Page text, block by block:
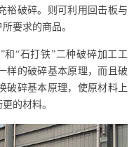
裕破碎。则可利用回击板与
要求的商品。
“石打铁”二种破碎加工工
样的破碎基本原理，而且破
破碎基本原理，使原材料上
的材料。